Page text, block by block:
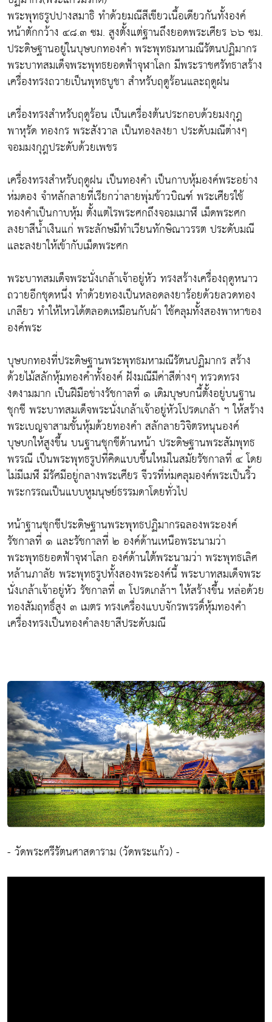
พระพุทธรูปปางสมาธิ ทำด้วยมณีสีเขียวเนื้อเดียวกันทั้งองค์
หน้าตักกว้าง ๔๘.๓ ซม. สูงตั้งแต่ฐานถึงยอดพระเศียร ๖๖ ซม.
ประดิษฐานอยู่ในบุษบกทองคำ พระพุทธมหามณีรัตนปฏิมากร
พระบาทสมเด็จพระพุทธยอดฟ้าจุฬาโลก มีพระราชศรัทธาสร้าง
เครื่องทรงถวายเป็นพุทธบูชา สำหรับฤดูร้อนและฤดูฝน
เครื่องทรงสำหรับฤดูร้อน เป็นเครื่องต้นประกอบด้วยมงกุฎ
พาหุรัด ทองกร พระสังวาล เป็นทองลงยา ประดับมณีต่างๆ
จอมมงกุฎประดับด้วยเพชร
เครื่องทรงสำหรับฤดูฝน เป็นทองคำ เป็นกาบหุ้มองค์พระอย่าง
ห่มดอง จำหลักลายที่เรียกว่าลายพุ่มข้าวบิณฑ์ พระเศียรใช้
ทองคำเป็นกาบหุ้ม ตั้งแต่ไรพระศกถึงจอมเมาฬี เม็ดพระศก
ลงยาสีน้ำเงินแก่ พระลักษมีทำเวียนทักษิณาวรรต ประดับมณี
และลงยาให้เข้ากับเม็ดพระศก
พระบาทสมเด็จพระนั่งเกล้าเจ้าอยู่หัว ทรงสร้างเครื่องฤดูหนาว
ถวายอีกชุดหนึ่ง ทำด้วยทองเป็นหลอดลงยาร้อยด้วยลวดทอง
เกลียว ทำให้ไหวได้ตลอดเหมือนกับผ้า ใช้คลุมทั้งสองพาหาของ
องค์พระ
บุษบกทองที่ประดิษฐานพระพุทธมหามณีรัตนปฏิมากร สร้าง
ด้วยไม้สลักหุ้มทองคำทั้งองค์ ฝังมณีมีค่าสีต่างๆ ทรวดทรง
งดงามมาก เป็นฝีมือช่างรัชกาลที่ ๑ เดิมบุษบกนี้ตั้งอยู่บนฐาน
ชุกชี พระบาทสมเด็จพระนั่งเกล้าเจ้าอยู่หัวโปรดเกล้า ฯ ให้สร้าง
พระเบญจาสามชั้นหุ้มด้วยทองคำ สลักลายวิจิตรหนุนองค์
บุษบกให้สูงขึ้น บนฐานชุกชีด้านหน้า ประดิษฐานพระสัมพุทธ
พรรณี เป็นพระพุทธรูปที่คิดแบบขึ้นใหม่ในสมัยรัชกาลที่ ๔ โดย
ไม่มีเมฬี มีรัศมีอยู่กลางพระเศียร จีวรที่ห่มคลุมองค์พระเป็นริ้ว
พระกรรณเป็นแบบหูมนุษย์ธรรมดาโดยทั่วไป
หน้าฐานชุกชีประดิษฐานพระพุทธปฏิมากรฉลองพระองค์
รัชกาลที่ ๑ และรัชกาลที่ ๒ องค์ด้านเหนือพระนามว่า
พระพุทธยอดฟ้าจุฬาโลก องค์ด้านใต้พระนามว่า พระพุทธเลิศ
หล้านภาลัย พระพุทธรูปทั้งสองพระองค์นี้ พระบาทสมเด็จพระ
นั่งเกล้าเจ้าอยู่หัว รัชกาลที่ ๓ โปรดเกล้าฯ ให้สร้างขึ้น หล่อด้วย
ทองสัมฤทธิ์สูง ๓ เมตร ทรงเครื่องแบบจักรพรรดิ์หุ้มทองคำ
เครื่องทรงเป็นทองคำลงยาสีประดับมณี
- วัดพระศรีรัตนศาสดาราม (วัดพระแก้ว) -